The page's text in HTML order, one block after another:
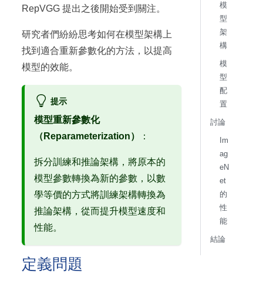
RepVGG 提出之後開始受到關注。
研究者們紛紛思考如何在模型架構上
找到適合重新參數化的方法，以提高
模型的效能。
提示
模型重新參數化
（Reparameterization）
：
拆分訓練和推論架構，將原本的
模型參數轉換為新的參數，以數
學等價的方式將訓練架構轉換為
推論架構，從而提升模型速度和
性能。
定義問題
模
型
架
構
模
型
配
置
討論
Im
ag
eN
et
的
性
能
結論